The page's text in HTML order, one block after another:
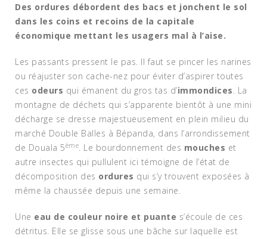
Des ordures débordent des bacs et jonchent le sol
dans les coins et recoins de la capitale
économique mettant les usagers mal à l’aise.
Les passants pressent le pas. Il faut se pincer les narines
ou réajuster son cache-nez pour éviter d’aspirer toutes
ces odeurs qui émanent du gros tas d’immondices. La
montagne de déchets qui s’apparente bientôt à une mini
décharge se dresse majestueusement en plein milieu du
marché Double Balles à Bépanda, dans l’arrondissement
de Douala 5ème. Le bourdonnement des mouches et
autre insectes qui pullulent ici témoigne de l’état de
décomposition des ordures qui s’y trouvent exposées à
même la chaussée depuis une semaine.
Une eau de couleur noire et puante s’écoule de ces
détritus. Elle se glisse sous une bâche sur laquelle est